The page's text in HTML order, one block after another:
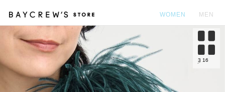
WOMEN MEN
3 16